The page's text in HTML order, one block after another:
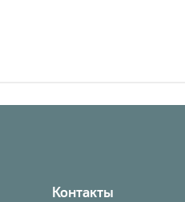
Контакты